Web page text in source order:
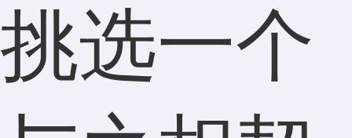
挑选一个